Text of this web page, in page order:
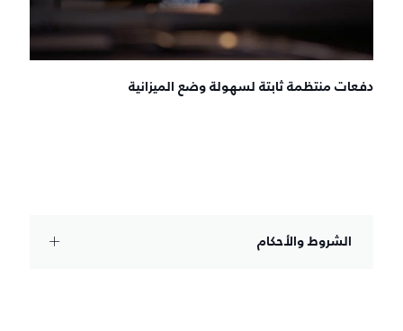
دفعات منتظمة ثابتة لسهولة وضع الميزانية
الشروط والأحكام